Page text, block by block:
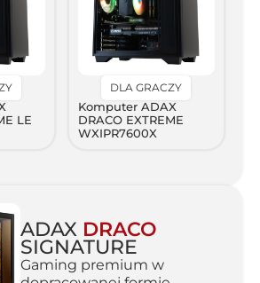
LE
DLA GRACZY
Komputer ADAX
DRACO EXTREME
WXIPR7600X
ADAX DRACO
SIGNATURE
Gaming premium w